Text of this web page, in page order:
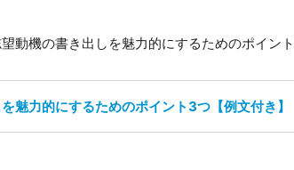
動機の書き出しを魅力的にするためのポイント
魅力的にするためのポイント3つ【例文付き】